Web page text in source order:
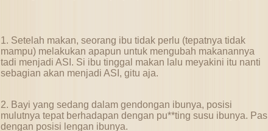
1. Setelah makan, seorang ibu tidak perlu (tepatnya tidak
mampu) melakukan apapun untuk mengubah makanannya
tadi menjadi ASI. Si ibu tinggal makan lalu meyakini itu nanti
sebagian akan menjadi ASI, gitu aja.
2. Bayi yang sedang dalam gendongan ibunya, posisi
mulutnya tepat berhadapan dengan pu**ting susu ibunya. Pas
dengan posisi lengan ibunya.